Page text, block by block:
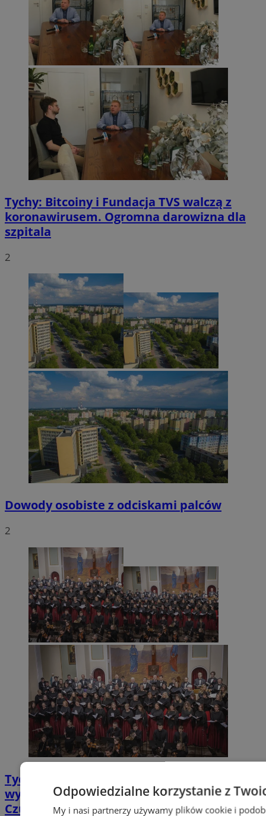
Tychy: Bitcoiny i Fundacja TVS walczą z
koronawirusem. Ogromna darowizna dla
szpitala
2
Dowody osobiste z odciskami palców
2
Tychy: Koncert chóralny "Messa di Gloria" –
wyjątkowe wydarzenie muzyczne w
Czułowie
Odpowiedzialne korzystanie z
My i nasi partnerzy używamy plików cookie i